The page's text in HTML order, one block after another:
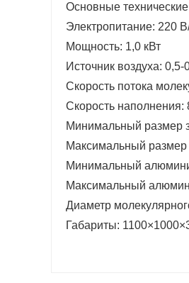
Основные
Электропитание: 220
Мощность: 1,0 кВт
Источник воздуха:
Скорость потока
Скорость
Минимальный размер
Максимальный размер
Минимальный
Максимальный
Диаметр
Габариты: